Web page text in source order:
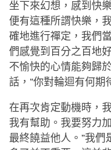
坐下來幻想，感到快
便有這種所謂快樂，
確地進行禪定，我們
們感覺到百分之百地
不愉快的心情能夠歸
話，“你對輪迴有何期
在再次肯定動機時，
我有幫助。我要努力
最終饒益他人。”我